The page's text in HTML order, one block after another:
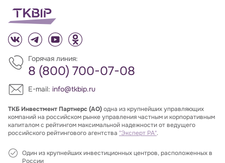
Горячая линия:
8 (800) 700-07-08
E-mail: info@tkbip.ru
ТКБ Инвестмент Партнерс (АО)одна из крупнейших управляющих
компаний на российском рынке управления частным и корпоративным
капиталом с рейтингом максимальной надежности от ведущего
российского рейтингового агентства "Эксперт РА".
Один из крупнейших инвестиционных центров, расположенных в
России